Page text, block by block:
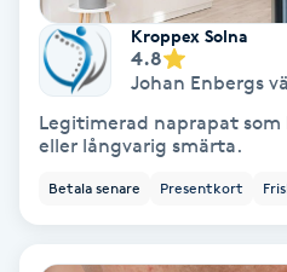
Regndroppsmassage
Reiki
Reikihealing
Kroppex Solna
4.8
Johan Enbergs
Legitimerad naprapat
eller långvarig smärta.
Betala senare Presentkort